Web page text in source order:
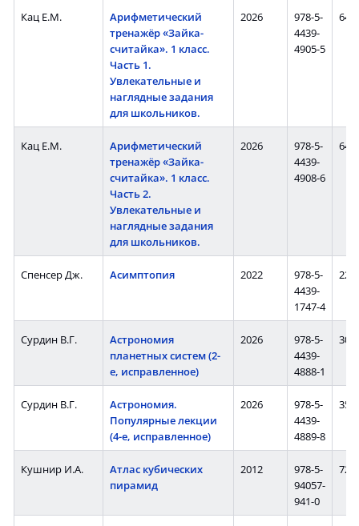
Кац Е.М.
Арифметический
тренажёр «Зайка-
считайка». 1 класс.
Часть 1.
Увлекательные и
наглядные задания
для школьников.
2026
978-5-
4439-
4905-5
64
Кац Е.М.
Арифметический
тренажёр «Зайка-
считайка». 1 класс.
Часть 2.
Увлекательные и
наглядные задания
для школьников.
2026
978-5-
4439-
4908-6
64
Спенсер Дж. Асимптопия 2022
978-5-
4439-
1747-4
224
Сурдин В.Г.
Астрономия
планетных систем (2-
е, исправленное)
2026
978-5-
4439-
4888-1
304
Сурдин В.Г.
Астрономия.
Популярные лекции
(4-е, исправленное)
2026
978-5-
4439-
4889-8
358
Кушнир И.А.
Атлас кубических
пирамид
2012
978-5-
94057-
941-0
72